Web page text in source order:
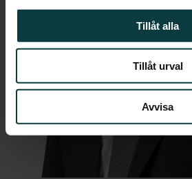
Tillåt alla
Tillåt urval
Avvisa